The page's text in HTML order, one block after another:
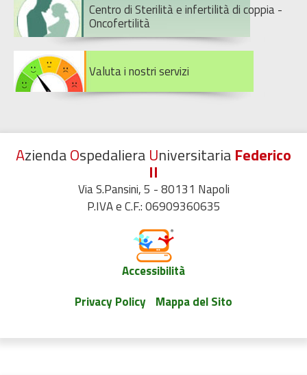
Centro di Sterilità e infertilità di coppia -
Oncofertilità
Valuta i nostri servizi
AziendaOspedaliera Universitaria Federico
II
Via S.Pansini, 5 - 80131 Napoli
P.IVA e C.F.: 06909360635
Accessibilità
Privacy Policy Mappa del Sito